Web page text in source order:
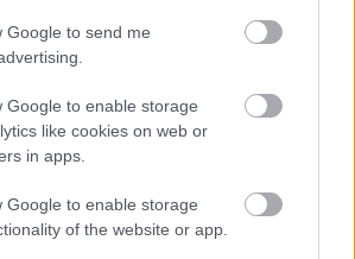
Google to send me
Google to enable storage
like cookies on web or
in apps.
Google to enable storage
of the website or app.
nem keresték meg a járási
(aki hangsúlyozzuk: már a
a pártatlanságát – a
be támogatási
amelytől most
önkormányzat. Szemereyné